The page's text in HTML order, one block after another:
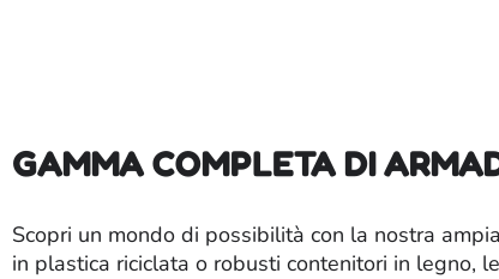
GAMMA COMPLETA DI
Scopri un mondo di possibilità con la nostra
in plastica riciclata o robusti contenitori in legno,